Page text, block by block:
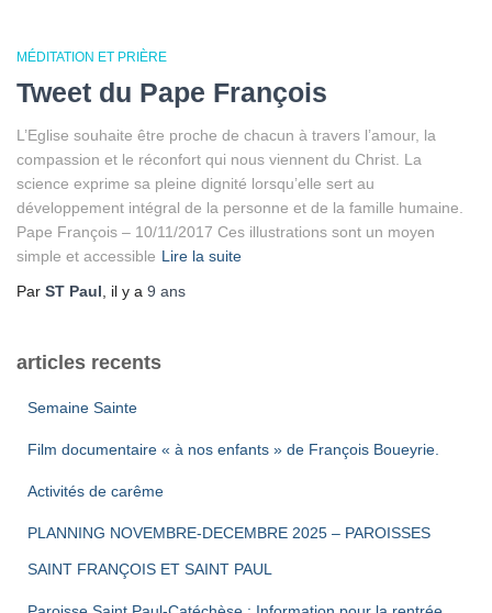
MÉDITATION ET PRIÈRE
Tweet du Pape François
L’Eglise souhaite être proche de chacun à travers l’amour, la
compassion et le réconfort qui nous viennent du Christ. La
science exprime sa pleine dignité lorsqu’elle sert au
développement intégral de la personne et de la famille humaine.
Pape François – 10/11/2017 Ces illustrations sont un moyen
simple et accessible Lire la suite
Par ST Paul , il y a 9 ans
articles recents
Semaine Sainte
Film documentaire « à nos enfants » de François Boueyrie.
Activités de carême
PLANNING NOVEMBRE-DECEMBRE 2025 – PAROISSES
SAINT FRANÇOIS ET SAINT PAUL